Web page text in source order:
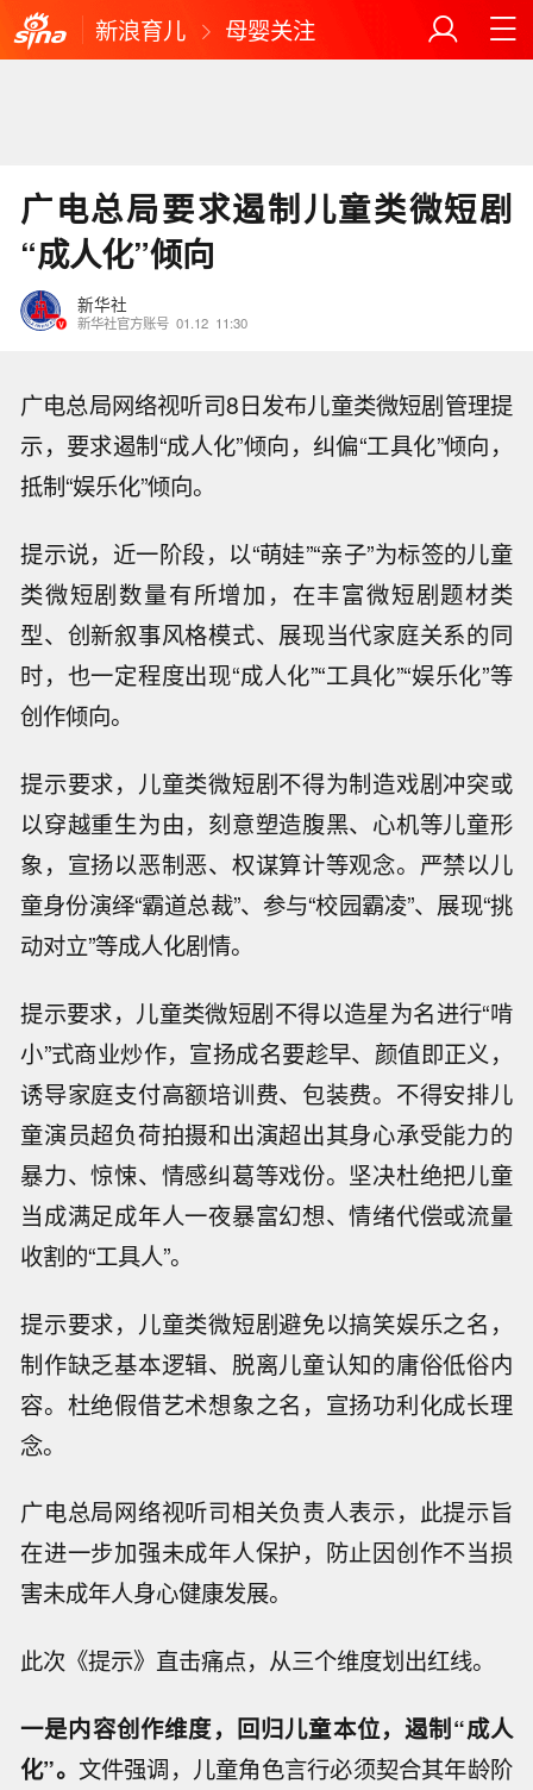
新浪育儿 母婴关注
广电总局要求遏制儿童类微短剧
“成人化”倾向
新华社
新华社官方账号 01.12 11:30
广电总局网络视听司8日发布儿童类微短剧管理提
示，要求遏制“成人化”倾向，纠偏“工具化”倾向，
抵制“娱乐化”倾向。
提示说，近一阶段，以“萌娃”“亲子”为标签的儿童
类微短剧数量有所增加，在丰富微短剧题材类
型、创新叙事风格模式、展现当代家庭关系的同
时，也一定程度出现“成人化”“工具化”“娱乐化”等
创作倾向。
提示要求，儿童类微短剧不得为制造戏剧冲突或
以穿越重生为由，刻意塑造腹黑、心机等儿童形
象，宣扬以恶制恶、权谋算计等观念。严禁以儿
童身份演绎“霸道总裁”、参与“校园霸凌”、展现“挑
动对立”等成人化剧情。
提示要求，儿童类微短剧不得以造星为名进行“啃
小”式商业炒作，宣扬成名要趁早、颜值即正义，
诱导家庭支付高额培训费、包装费。不得安排儿
童演员超负荷拍摄和出演超出其身心承受能力的
暴力、惊悚、情感纠葛等戏份。坚决杜绝把儿童
当成满足成年人一夜暴富幻想、情绪代偿或流量
收割的“工具人”。
提示要求，儿童类微短剧避免以搞笑娱乐之名，
制作缺乏基本逻辑、脱离儿童认知的庸俗低俗内
容。杜绝假借艺术想象之名，宣扬功利化成长理
念。
广电总局网络视听司相关负责人表示，此提示旨
在进一步加强未成年人保护，防止因创作不当损
害未成年人身心健康发展。
此次《提示》直击痛点，从三个维度划出红线。
一是内容创作维度，回归儿童本位，遏制“成人
化”。 文件强调，儿童角色言行必须契合其年龄阶